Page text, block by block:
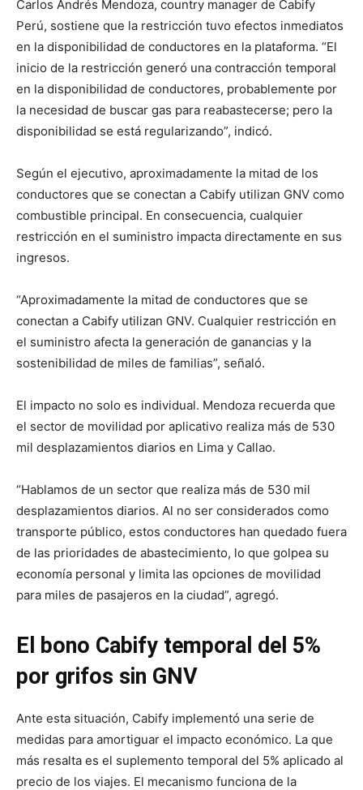
Carlos Andrés Mendoza, country manager de Cabify
Perú, sostiene que la restricción tuvo efectos inmediatos
en la disponibilidad de conductores en la plataforma. “El
inicio de la restricción generó una contracción temporal
en la disponibilidad de conductores, probablemente por
la necesidad de buscar gas para reabastecerse; pero la
disponibilidad se está regularizando”, indicó.
Según el ejecutivo, aproximadamente la mitad de los
conductores que se conectan a Cabify utilizan GNV como
combustible principal. En consecuencia, cualquier
restricción en el suministro impacta directamente en sus
ingresos.
“Aproximadamente la mitad de conductores que se
conectan a Cabify utilizan GNV. Cualquier restricción en
el suministro afecta la generación de ganancias y la
sostenibilidad de miles de familias”, señaló.
El impacto no solo es individual. Mendoza recuerda que
el sector de movilidad por aplicativo realiza más de 530
mil desplazamientos diarios en Lima y Callao.
“Hablamos de un sector que realiza más de 530 mil
desplazamientos diarios. Al no ser considerados como
transporte público, estos conductores han quedado fuera
de las prioridades de abastecimiento, lo que golpea su
economía personal y limita las opciones de movilidad
para miles de pasajeros en la ciudad”, agregó.
El bono Cabify temporal del 5%
por grifos sin GNV
Ante esta situación, Cabify implementó una serie de
medidas para amortiguar el impacto económico. La que
más resalta es el suplemento temporal del 5% aplicado al
precio de los viajes. El mecanismo funciona de la